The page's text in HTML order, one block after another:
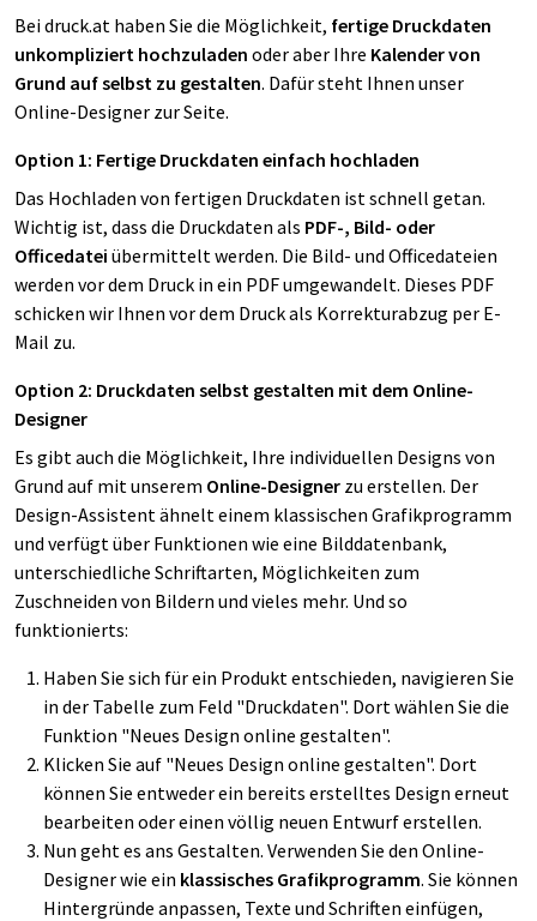
Bei druck.at haben Sie die Möglichkeit, fertige Druckdaten
unkompliziert hochzuladen oder aber Ihre Kalender von
Grund auf selbst zu gestalten. Dafür steht Ihnen unser
Online-Designer zur Seite.
Option 1: Fertige Druckdaten einfach hochladen
Das Hochladen von fertigen Druckdaten ist schnell getan.
Wichtig ist, dass die Druckdaten als PDF-, Bild- oder
Officedatei übermittelt werden. Die Bild- und Officedateien
werden vor dem Druck in ein PDF umgewandelt. Dieses PDF
schicken wir Ihnen vor dem Druck als Korrekturabzug per E-
Mail zu.
Option 2: Druckdaten selbst gestalten mit dem Online-
Designer
Es gibt auch die Möglichkeit, Ihre individuellen Designs von
Grund auf mit unserem Online-Designer zu erstellen. Der
Design-Assistent ähnelt einem klassischen Grafikprogramm
und verfügt über Funktionen wie eine Bilddatenbank,
unterschiedliche Schriftarten, Möglichkeiten zum
Zuschneiden von Bildern und vieles mehr. Und so
funktionierts:
Haben Sie sich für ein Produkt entschieden, navigieren Sie
in der Tabelle zum Feld "Druckdaten". Dort wählen Sie die
Funktion "Neues Design online gestalten".
Klicken Sie auf "Neues Design online gestalten". Dort
können Sie entweder ein bereits erstelltes Design erneut
bearbeiten oder einen völlig neuen Entwurf erstellen.
Nun geht es ans Gestalten. Verwenden Sie den Online-
Designer wie ein klassisches Grafikprogramm. Sie können
Hintergründe anpassen, Texte und Schriften einfügen,